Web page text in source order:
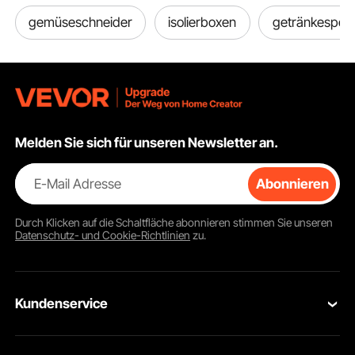
Schwarz
gemüseschneider isolierboxen
Melden Sie sich für unseren Newsletter an.
E-Mail Adresse Abonnieren
Durch Klicken auf die Schaltflächeabonnieren stimmen Sie unseren
Datenschutz- und Cookie-Richtlinien zu.
Kundenservice